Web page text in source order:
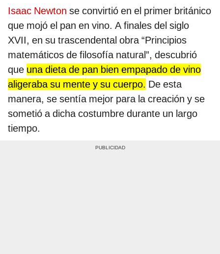
Isaac Newton se convirtió en el primer británico
que mojó el pan en vino. A finales del siglo
XVII, en su trascendental obra “Principios
matemáticos de filosofía natural”, descubrió
que una dieta de pan bien empapado de vino
aligeraba su mente y su cuerpo. De esta
manera, se sentía mejor para la creación y se
sometió a dicha costumbre durante un largo
tiempo.